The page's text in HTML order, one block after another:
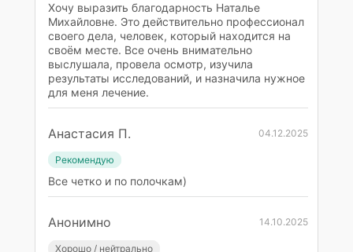
Хочу выразить благодарность Наталье
Михайловне. Это действительно профессионал
своего дела, человек, который находится на
своём месте. Все очень внимательно
выслушала, провела осмотр, изучила
результаты исследований, и назначила нужное
для меня лечение.
Анастасия П. 04.12.2025
Рекомендую
Все четко и по полочкам)
Анонимно 14.10.2025
Хорошо / нейтрально